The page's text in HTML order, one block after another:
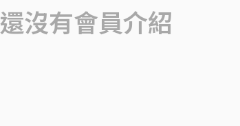
還沒有會員介紹